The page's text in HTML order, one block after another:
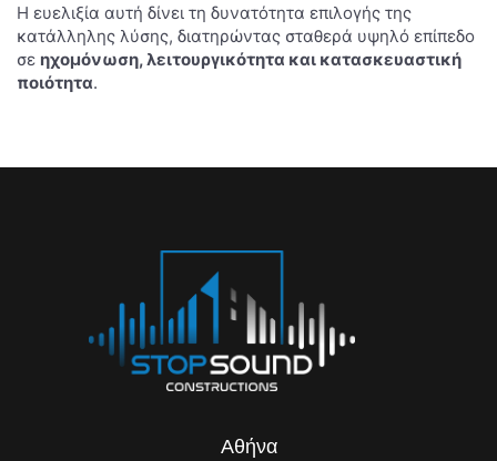
Η ευελιξία αυτή δίνει τη δυνατότητα επιλογής της
κατάλληλης λύσης, διατηρώντας σταθερά υψηλό επίπεδο
σε ηχομόνωση, λειτουργικότητα και κατασκευαστική
ποιότητα.
Αθήνα